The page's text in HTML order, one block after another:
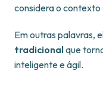
considera o contexto
Em outras palavras,
tradicionalque
inteligente e ágil.